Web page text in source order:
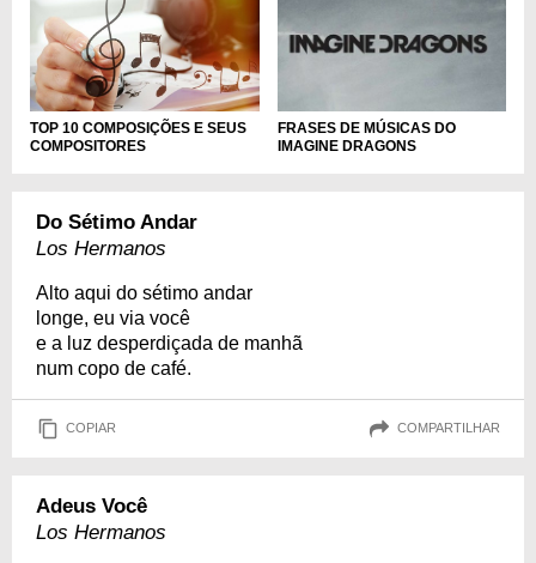
TOP 10 COMPOSIÇÕES E SEUS
COMPOSITORES
FRASES DE MÚSICAS DO
IMAGINE DRAGONS
Do Sétimo Andar
Los Hermanos
Alto aqui do sétimo andar
longe, eu via você
e a luz desperdiçada de manhã
num copo de café.
COPIAR COMPARTILHAR
Adeus Você
Los Hermanos